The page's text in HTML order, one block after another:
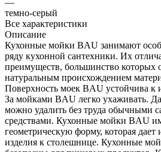
темно-серый
Все характеристики
Описание
Кухонные мойки BAU занимают
ряду кухонной сантехники. Их
преимуществ, большинство которых
натуральным происхождением
Поверхность моек BAU устойчива к
За мойками BAU легко ухаживать.
можно удалить без труда обычными
средствами. Кухонные мойки BAU
геометрическую форму, которая дает
изделия к столешнице. Кухонные